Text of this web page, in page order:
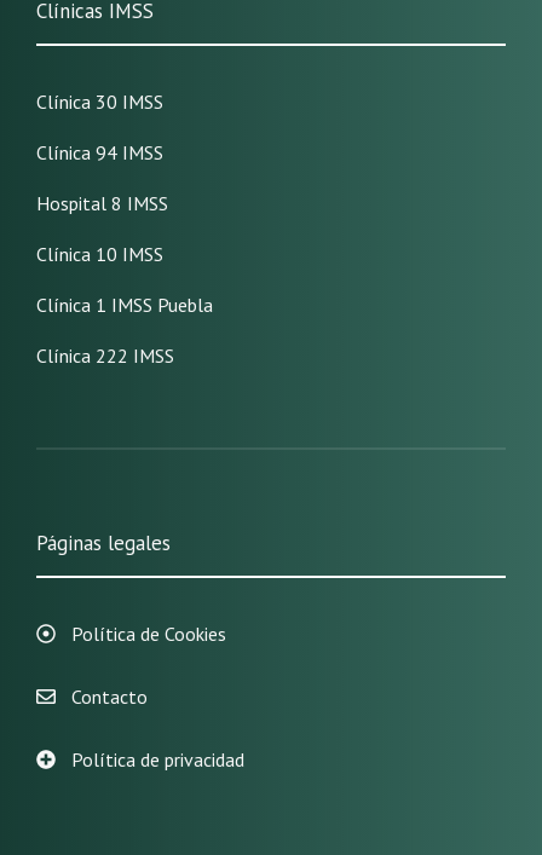
Clínicas IMSS
Clínica 30 IMSS
Clínica 94 IMSS
Hospital 8 IMSS
Clínica 10 IMSS
Clínica 1 IMSS Puebla
Clínica 222 IMSS
Páginas legales
Política de Cookies
Contacto
Política de privacidad